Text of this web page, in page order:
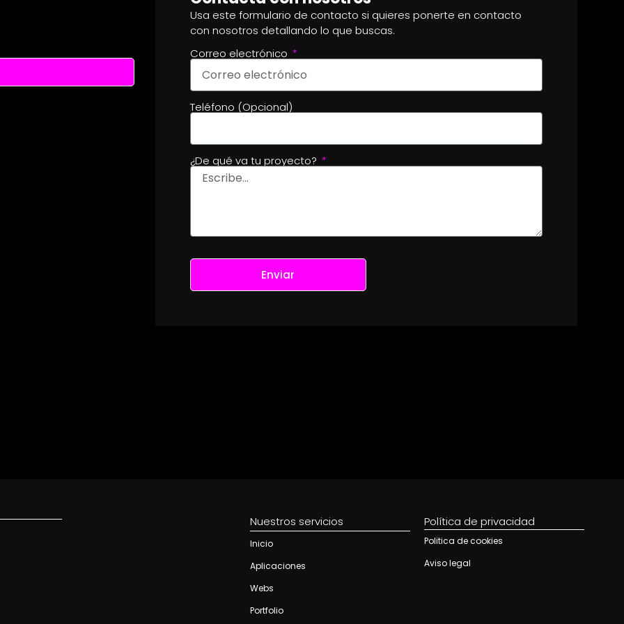
Usa este formulario de contacto si quieres ponerte en contacto
con nosotros detallando lo que buscas.
Correo electrónico
Teléfono (Opcional)
¿De qué va tu proyecto?
Enviar
Nuestros servicios
Inicio
Aplicaciones
Webs
Portfolio
Política de privacidad
Politica de cookies
Aviso legal